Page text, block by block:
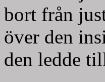
bort från
över den
den ledde